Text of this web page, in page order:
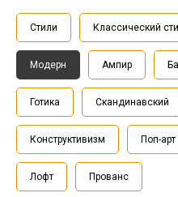
Стили Классический
Модерн Ампир
Готика Скандинавский
Конструктивизм Поп-арт
Лофт Прованс